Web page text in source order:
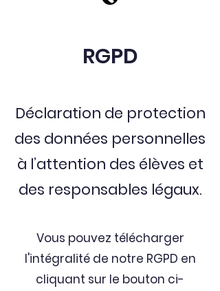
RGPD
Déclaration de protection
des données personnelles
à l’attention des élèves et
des responsables légaux.
Vous pouvez télécharger
l'intégralité de notre RGPD en
cliquant sur le bouton ci-